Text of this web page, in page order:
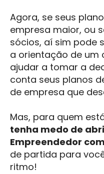
Agora, se seus
empresa maior, ou
sócios, aí sim pode
a orientação de um
ajudar a tomar a
conta seus planos
de empresa que
Mas, para quem
tenha medo de
Empreendedor
de partida para
ritmo!